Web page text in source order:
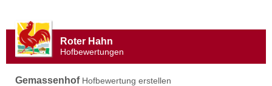
Roter Hahn
Hofbewertungen
Gemassenhof Hofbewertung erstellen